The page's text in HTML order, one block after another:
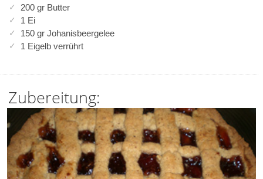
200 gr Butter
1 Ei
150 gr Johanisbeergelee
1 Eigelb verrührt
Zubereitung: